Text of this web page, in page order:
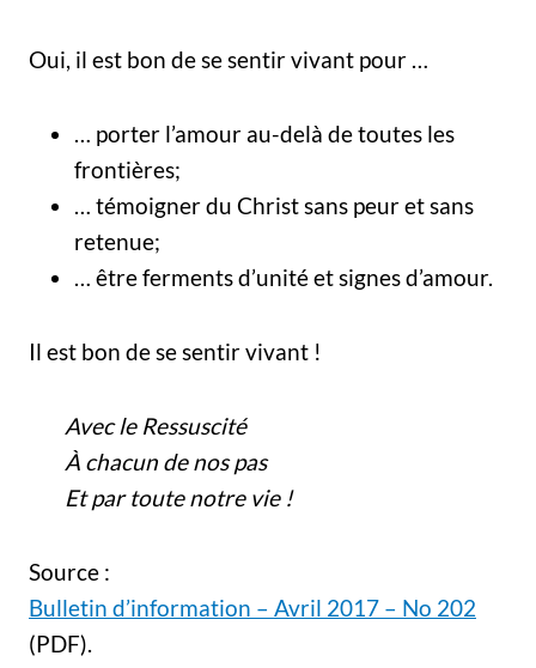
Oui, il est bon de se sentir vivant pour …
… porter l’amour au-delà de toutes les
frontières;
… témoigner du Christ sans peur et sans
retenue;
… être ferments d’unité et signes d’amour.
Il est bon de se sentir vivant !
Avec le Ressuscité
À chacun de nos pas
Et par toute notre vie !
Source :
Bulletin d’information – Avril 2017 – No 202
(PDF).